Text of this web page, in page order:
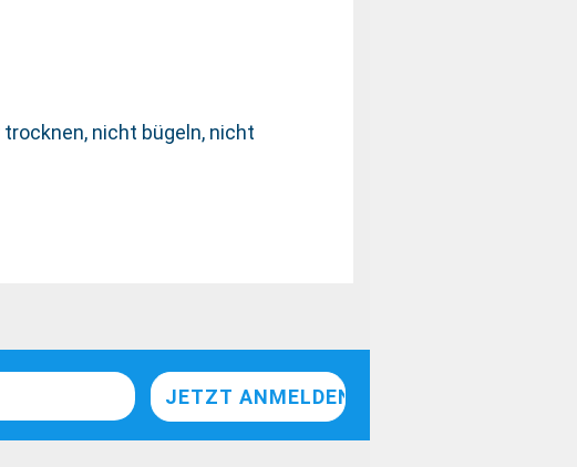
nicht bügeln, nicht